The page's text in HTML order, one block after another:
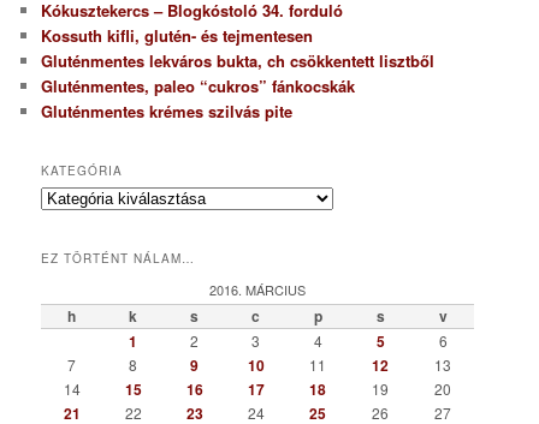
Kókusztekercs – Blogkóstoló 34. forduló
Kossuth kifli, glutén- és tejmentesen
Gluténmentes lekváros bukta, ch csökkentett lisztből
Gluténmentes, paleo “cukros” fánkocskák
Gluténmentes krémes szilvás pite
KATEGÓRIA
K
e
ó
r
EZ TÖRTÉNT NÁLAM…
2016. MÁRCIUS
h k s c p s v
1 2 3 4 5
6
7
8 9 10 11 12
13
14
15 16 17 18 19 20
21 22 23 24 25 26
27